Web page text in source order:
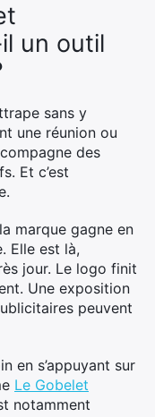
un outil
sans y
une réunion ou
des
Et c’est
marque gagne en
Elle est là,
jour. Le logo finit
Une exposition
peuvent
en s’appuyant sur
Le Gobelet
notamment